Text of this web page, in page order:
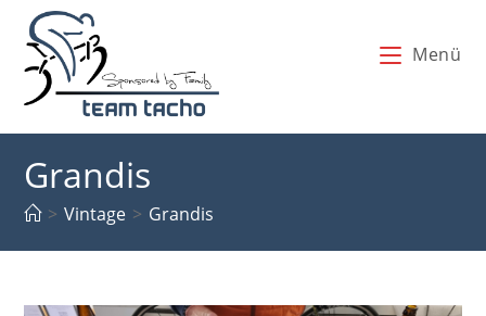
Inhalt
springen
Menü
Grandis
> Vintage > Grandis